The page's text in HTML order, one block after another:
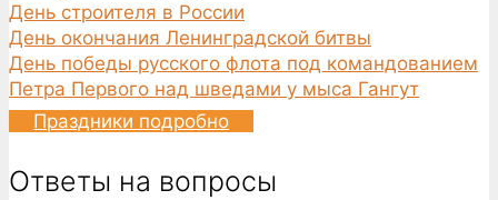
День строителя в России
День окончания Ленинградской битвы
День победы русского флота под командованием
Петра Первого над шведами у мыса Гангут
Праздники подробно
Ответы на вопросы